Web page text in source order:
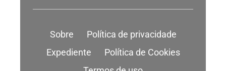
Sobre
Política de privacidade
Expediente
Política de Cookies